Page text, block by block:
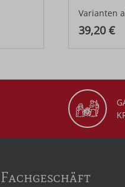
Varianten
39,20 €
Fachgeschäft